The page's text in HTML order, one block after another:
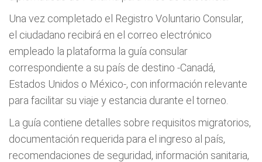
Una vez completado el Registro Voluntario Consular,
el ciudadano recibirá en el correo electrónico
empleado la plataforma la guía consular
correspondiente a su país de destino -Canadá,
Estados Unidos o México-, con información relevante
para facilitar su viaje y estancia durante el torneo.
La guía contiene detalles sobre requisitos migratorios,
documentación requerida para el ingreso al país,
recomendaciones de seguridad, información sanitaria,